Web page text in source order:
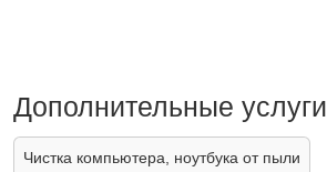
Дополнительные услуги
Чистка компьютера, ноутбука от пыли